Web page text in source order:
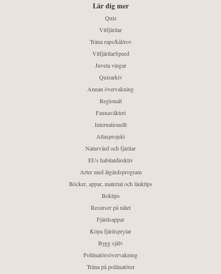
Lär dig mer
Quiz
Vitfjärilar
Träna raps/kål/rov
VitfjärilarSpeed
Juvela vingar
Quizarkiv
Annan övervakning
Regionalt
Faunaväkteri
Internationellt
Atlasprojekt
Naturvård och fjärilar
EUs habitatdirektiv
Arter med åtgärdsprogram
Böcker, appar, material och länktips
Boktips
Resurser på nätet
Fjärilsappar
Köpa fjärilsprylar
Bygg själv
Pollinatörsövervakning
Träna på pollinatörer